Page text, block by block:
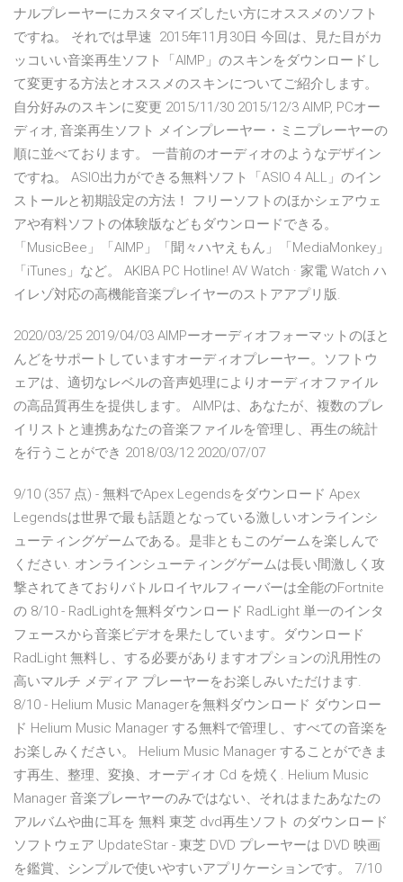
ナルプレーヤーにカスタマイズしたい方にオススメのソフト
ですね。 それでは早速 2015年11月30日 今回は、見た目がカ
ッコいい音楽再生ソフト「AIMP」のスキンをダウンロードし
て変更する方法とオススメのスキンについてご紹介します。
自分好みのスキンに変更 2015/11/30 2015/12/3 AIMP, PCオー
ディオ, 音楽再生ソフト メインプレーヤー・ミニプレーヤーの
順に並べております。 一昔前のオーディオのようなデザイン
ですね。 ASIO出力ができる無料ソフト「ASIO 4 ALL」のイン
ストールと初期設定の方法！ フリーソフトのほかシェアウェ
アや有料ソフトの体験版などもダウンロードできる。
「MusicBee」「AIMP」「聞々ハヤえもん」「MediaMonkey」
「iTunes」など。 AKIBA PC Hotline! AV Watch · 家電 Watch ハ
イレゾ対応の高機能音楽プレイヤーのストアアプリ版.
2020/03/25 2019/04/03 AIMPーオーディオフォーマットのほと
んどをサポートしていますオーディオプレーヤー。ソフトウ
ェアは、適切なレベルの音声処理によりオーディオファイル
の高品質再生を提供します。 AIMPは、あなたが、複数のプレ
イリストと連携あなたの音楽ファイルを管理し、再生の統計
を行うことができ 2018/03/12 2020/07/07
9/10 (357 点) - 無料でApex Legendsをダウンロード Apex
Legendsは世界で最も話題となっている激しいオンラインシ
ューティングゲームである。是非ともこのゲームを楽しんで
ください. オンラインシューティングゲームは長い間激しく攻
撃されてきておりバトルロイヤルフィーバーは全能のFortnite
の 8/10 - RadLightを無料ダウンロード RadLight 単一のインタ
フェースから音楽ビデオを果たしています。ダウンロード
RadLight 無料し、する必要がありますオプションの汎用性の
高いマルチ メディア プレーヤーをお楽しみいただけます.
8/10 - Helium Music Managerを無料ダウンロード ダウンロー
ド Helium Music Manager する無料で管理し、すべての音楽を
お楽しみください。 Helium Music Manager することができま
す再生、整理、変換、オーディオ Cd を焼く. Helium Music
Manager 音楽プレーヤーのみではない、それはまたあなたの
アルバムや曲に耳を 無料 東芝 dvd再生ソフト のダウンロード
ソフトウェア UpdateStar - 東芝 DVD プレーヤーは DVD 映画
を鑑賞、シンプルで使いやすいアプリケーションです。 7/10